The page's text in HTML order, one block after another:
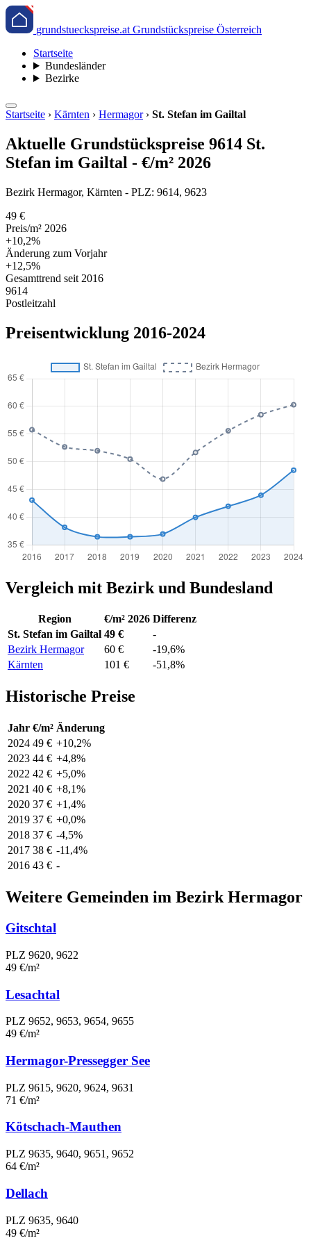
grundstueckspreise.at Grundstückspreise Österreich
Startseite
Bundesländer
Bezirke
Startseite › Kärnten › Hermagor › St. Stefan im Gailtal
Aktuelle Grundstückspreise 9614 St.
Stefan im Gailtal - €/m² 2026
Bezirk Hermagor, Kärnten - PLZ: 9614, 9623
49 €
Preis/m² 2026
+10,2%
Änderung zum Vorjahr
+12,5%
Gesamttrend seit 2016
9614
Postleitzahl
Preisentwicklung 2016-2024
Vergleich mit Bezirk und Bundesland
Region €/m² 2026 Differenz
St. Stefan im Gailtal 49 €
-
Bezirk Hermagor
60 €
-19,6%
Kärnten
101 € -51,8%
Historische Preise
Jahr €/m² Änderung
2024 49 € +10,2%
2023 44 € +4,8%
2022 42 € +5,0%
2021 40 € +8,1%
2020 37 € +1,4%
2019 37 € +0,0%
2018 37 € -4,5%
2017 38 € -11,4%
2016 43 € -
Weitere Gemeinden im Bezirk Hermagor
Gitschtal
PLZ 9620, 9622
49 €/m²
Lesachtal
PLZ 9652, 9653, 9654, 9655
49 €/m²
Hermagor-Pressegger See
PLZ 9615, 9620, 9624, 9631
71 €/m²
Kötschach-Mauthen
PLZ 9635, 9640, 9651, 9652
64 €/m²
Dellach
PLZ 9635, 9640
49 €/m²